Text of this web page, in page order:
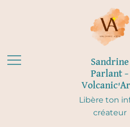
Sandrine
Parlant –
Libère ton
créateur